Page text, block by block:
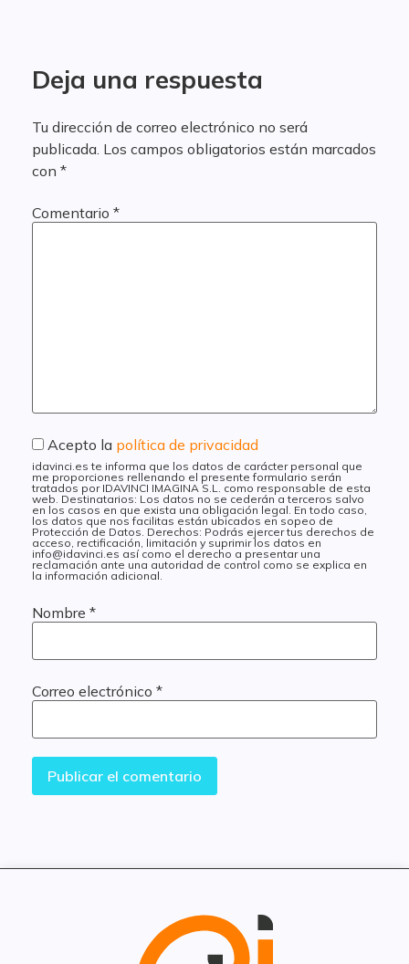
Deja una respuesta
Tu dirección de correo electrónico no será
publicada. Los campos obligatorios están marcados
con *
Comentario *
Acepto la política de privacidad
idavinci.es te informa que los datos de carácter personal que
me proporciones rellenando el presente formulario serán
tratados por IDAVINCI IMAGINA S.L. como responsable de esta
web. Destinatarios: Los datos no se cederán a terceros salvo
en los casos en que exista una obligación legal. En todo caso,
los datos que nos facilitas están ubicados en sopeo de
Protección de Datos. Derechos: Podrás ejercer tus derechos de
acceso, rectificación, limitación y suprimir los datos en
info@idavinci.es así como el derecho a presentar una
reclamación ante una autoridad de control como se explica en
la información adicional.
Nombre *
Correo electrónico *